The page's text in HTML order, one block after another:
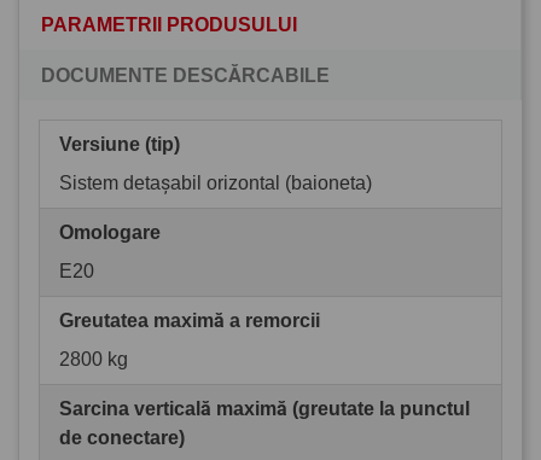
PARAMETRII PRODUSULUI
DOCUMENTE DESCĂRCABILE
Versiune (tip)
Sistem detașabil orizontal (baioneta)
Omologare
E20
Greutatea maximă a remorcii
2800 kg
Sarcina verticală maximă (greutate la punctul
de conectare)